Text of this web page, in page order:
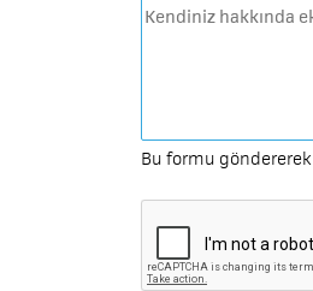
Bu formu göndererek